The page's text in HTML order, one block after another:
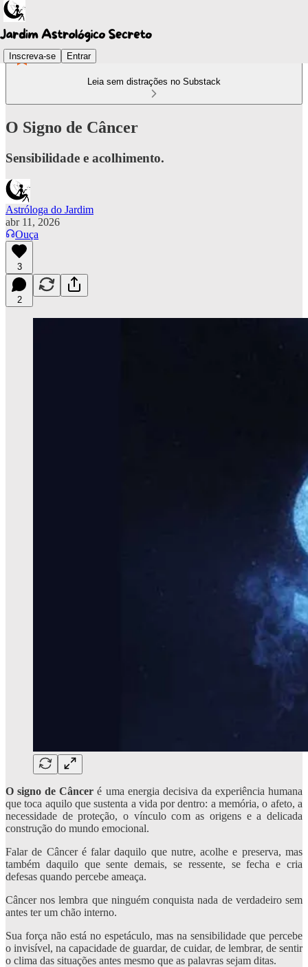
Inscreva-se Entrar
Leia sem distrações no Substack
O Signo de Câncer
Sensibilidade e acolhimento.
Astróloga do Jardim
abr 11, 2026
Ouça
3
2
O signo de Câncer é uma energia decisiva da experiência humana
que toca aquilo que sustenta a vida por dentro: a memória, o afeto, a
necessidade de proteção, o vínculo com as origens e a delicada
construção do mundo emocional.
Falar de Câncer é falar daquilo que nutre, acolhe e preserva, mas
também daquilo que sente demais, se ressente, se fecha e cria
defesas quando percebe ameaça.
Câncer nos lembra que ninguém conquista nada de verdadeiro sem
antes ter um chão interno.
Sua força não está no espetáculo, mas na sensibilidade que percebe
o invisível, na capacidade de guardar, de cuidar, de lembrar, de sentir
o clima das situações antes mesmo que as palavras sejam ditas.